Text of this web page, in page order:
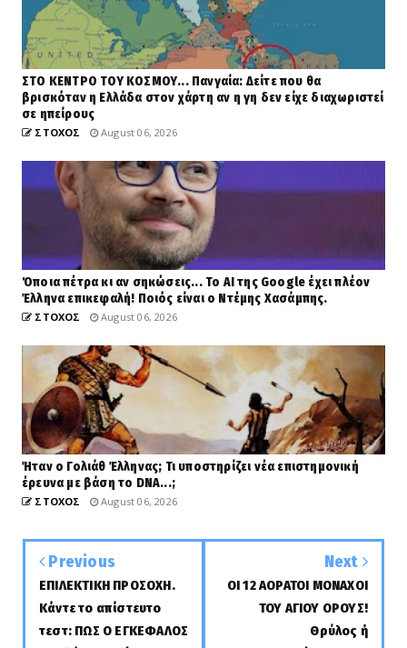
ΣΤΟ ΚΕΝΤΡΟ ΤΟΥ ΚΟΣΜΟΥ... Πανγαία: Δείτε που θα
βρισκόταν η Ελλάδα στον χάρτη αν η γη δεν είχε διαχωριστεί
σε ηπείρους
ΣΤΟΧΟΣ August 06, 2026
Όποια πέτρα κι αν σηκώσεις... Το AI της Google έχει πλέον
Έλληνα επικεφαλή! Ποιός είναι ο Ντέμης Χασάμπης.
ΣΤΟΧΟΣ August 06, 2026
Ήταν ο Γολιάθ Έλληνας; Τι υποστηρίζει νέα επιστημονική
έρευνα με βάση το DNA...;
ΣΤΟΧΟΣ August 06, 2026
Previous
ΕΠΙΛΕΚΤΙΚΗ ΠΡΟΣΟΧΗ.
Κάντε το απίστευτο
τεστ: ΠΩΣ Ο ΕΓΚΕΦΑΛΟΣ
Next
ΟΙ 12 ΑΟΡΑΤΟΙ ΜΟΝΑΧΟΙ
ΤΟΥ ΑΓΙΟΥ ΟΡΟΥΣ!
Θρύλος ή